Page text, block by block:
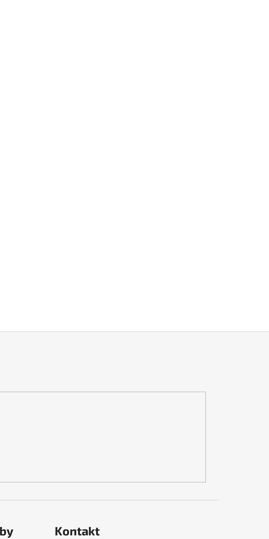
Kontakt